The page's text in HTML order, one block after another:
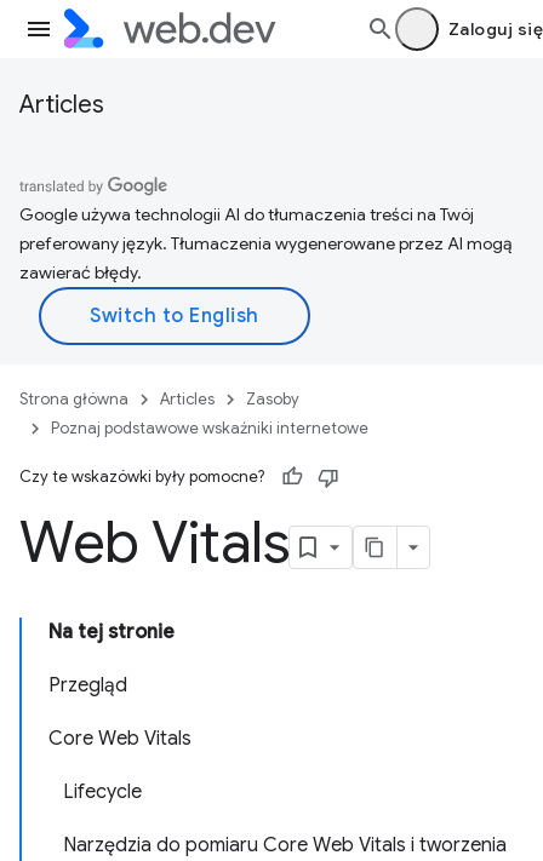
Zaloguj się
Articles
Google używa technologii AI do tłumaczenia treści na Twój
preferowany język. Tłumaczenia wygenerowane przez AI mogą
zawierać błędy.
Strona główna Articles
Zasoby
Poznaj podstawowe wskaźniki internetowe
Czy te wskazówki były pomocne?
Web Vitals
Na tej stronie
Przegląd
Core Web Vitals
Lifecycle
Narzędzia do pomiaru Core Web Vitals i tworzenia